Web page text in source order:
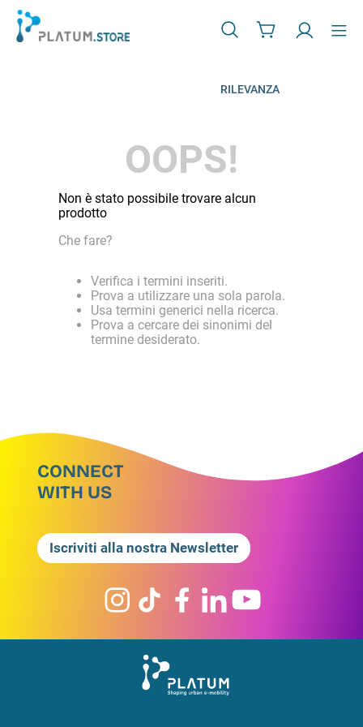
RILEVANZA
OOPS!
Non è stato possibile trovare alcun
prodotto
Che fare?
Verifica i termini inseriti.
Prova a utilizzare una sola parola.
Usa termini generici nella ricerca.
Prova a cercare dei sinonimi del
termine desiderato.
CONNECT
WITH US
Iscriviti alla nostra Newsletter